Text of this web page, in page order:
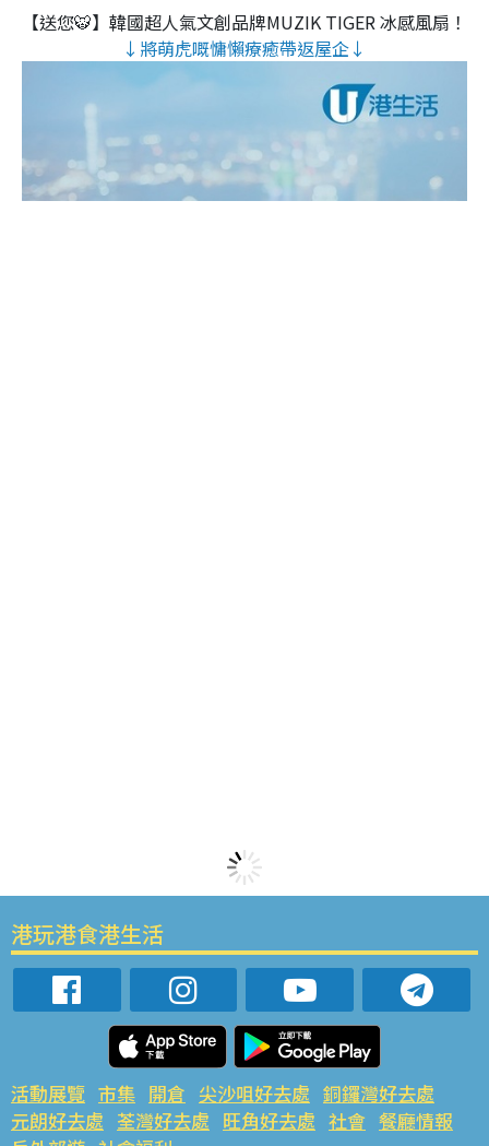
【送您🐯】韓國超人氣文創品牌MUZIK TIGER 冰感風扇！
↓將萌虎嘅慵懶療癒帶返屋企↓
港玩港食港生活
活動展覽 市集 開倉 尖沙咀好去處 銅鑼灣好去處
元朗好去處 荃灣好去處 旺角好去處 社會 餐廳情報